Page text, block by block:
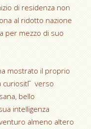
di residenza non
al ridotto nazione
per mezzo di suo
mostrato il proprio
curiositГ verso
bello
intelligenza
almeno altero